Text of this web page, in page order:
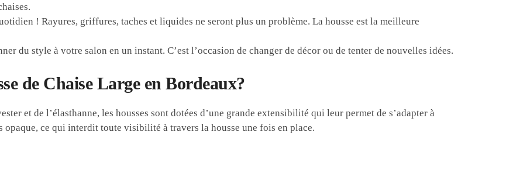
! Rayures, griffures, taches et liquides ne seront plus un problème. La housse est la meilleure
du style à votre salon en un instant. C’est l’occasion de changer de décor ou de tenter de nouvelles idées.
de Chaise Large en Bordeaux?
et de l’élasthanne, les housses sont dotées d’une grande extensibilité qui leur permet de s’adapter à
opaque, ce qui interdit toute visibilité à travers la housse une fois en place.